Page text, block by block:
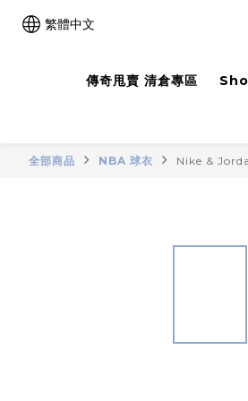
繁體中文
傳奇甩賣 清倉專區
全部商品 NBA 球衣 Nike &